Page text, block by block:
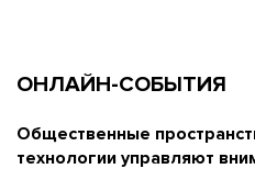
ОНЛАЙН-СОБЫТИЯ
Общественные
технологии управляют